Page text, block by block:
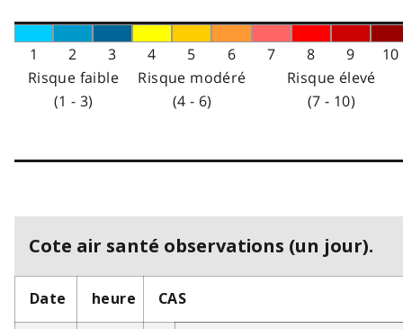
1 2 3 4 5 6 7 8 9
10
Risque faible
(1 - 3)
Risque modéré
(4 - 6)
Risque élevé
(7 - 10)
Cote air santé observations (un jour).
Date heure CAS